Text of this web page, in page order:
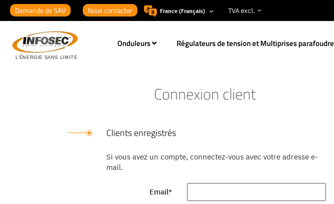
Demande de SAV Nous contacter France (Français)
Onduleurs Régulateurs de tension et Multiprises parafoudre
Connexion client
Clients enregistrés
Si vous avez un compte, connectez-vous avec votre adresse e-
mail.
Email